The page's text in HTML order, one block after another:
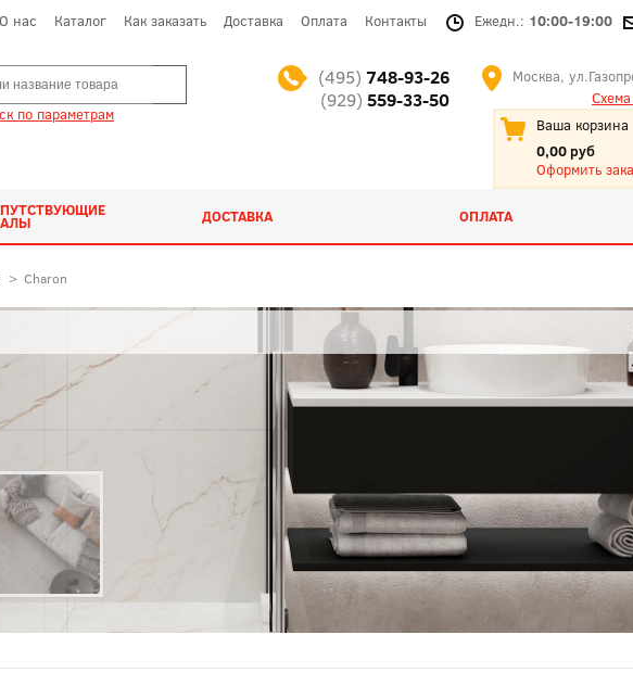
О нас Каталог Как заказать Доставка Оплата Контакты Ежедн.: 10:00-19:00
по параметрам
(495) 748-93-26
(929) 559-33-50
Москва,
Ваша корзина
0,00 руб
Оформить
ДОСТАВКА ОПЛАТА
> Charon